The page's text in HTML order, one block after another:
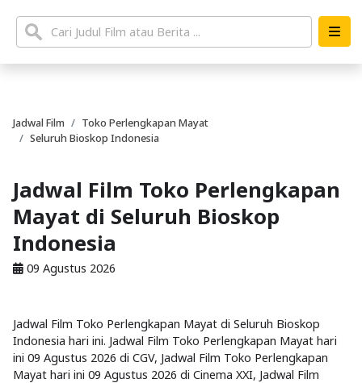
Jadwal Film
Toko Perlengkapan Mayat
Seluruh Bioskop Indonesia
Jadwal Film Toko Perlengkapan
Mayat di Seluruh Bioskop
Indonesia
09 Agustus 2026
Jadwal Film Toko Perlengkapan Mayat di Seluruh Bioskop
Indonesia hari ini. Jadwal Film Toko Perlengkapan Mayat hari
ini 09 Agustus 2026 di CGV, Jadwal Film Toko Perlengkapan
Mayat hari ini 09 Agustus 2026 di Cinema XXI, Jadwal Film